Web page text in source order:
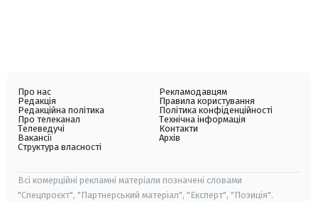
Про нас
Редакція
Редакційна політика
Про телеканал
Телеведучі
Вакансії
Структура власності
Рекламодавцям
Правила користування
Політика конфіденційності
Технічна інформація
Контакти
Архів
Всі комерційні рекламні матеріали позначені словами
"Спецпроєкт", "Партнерський матеріал", "Експерт", "Позиція".